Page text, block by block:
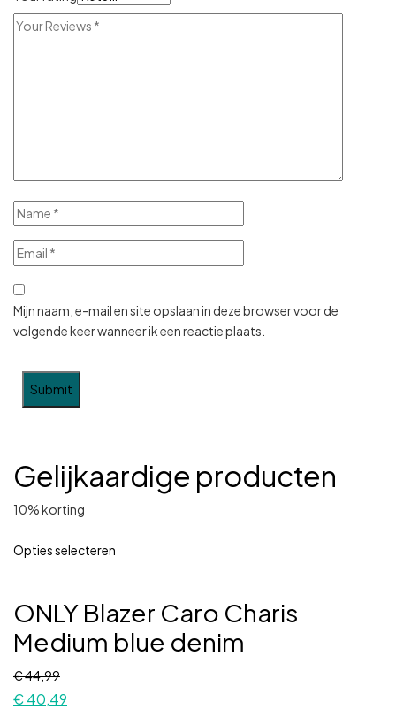
Mijn naam, e-mail en site opslaan in deze browser voor de
volgende keer wanneer ik een reactie plaats.
Gelijkaardige producten
10% korting
Opties selecteren
ONLY Blazer Caro Charis
Medium blue denim
€44,99
€40,49